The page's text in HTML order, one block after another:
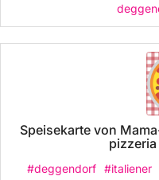
Speisekarte von
#deggendorf #italiener